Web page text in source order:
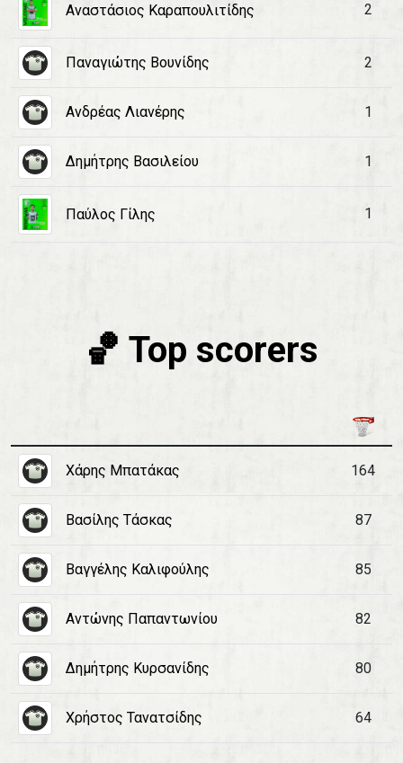
Αναστάσιος Καραπουλιτίδης 2
Παναγιώτης Βουνίδης 2
Ανδρέας Λιανέρης 1
Δημήτρης Βασιλείου 1
Παύλος Γίλης 1
🏀 Top scorers
Χάρης Μπατάκας 164
Βασίλης Τάσκας 87
Βαγγέλης Καλιφούλης 85
Αντώνης Παπαντωνίου 82
Δημήτρης Κυρσανίδης 80
Χρήστος Τανατσίδης 64